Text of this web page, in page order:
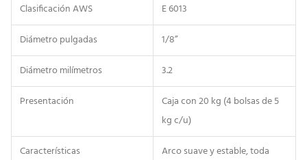
Clasificación AWS
E 6013
Diámetro pulgadas
1/8”
Diámetro milímetros
3.2
Presentación
Caja con 20 kg (4 bolsas de 5
kg c/u)
Características
Arco suave y estable, toda